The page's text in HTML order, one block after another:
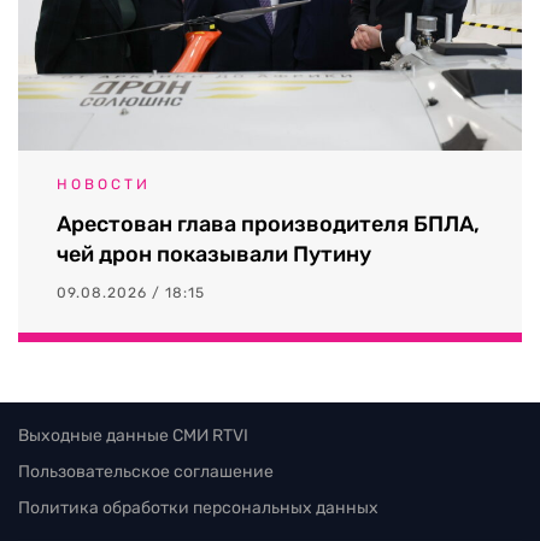
НОВОСТИ
Арестован глава производителя БПЛА,
чей дрон показывали Путину
09.08.2026 / 18:15
Выходные данные СМИ RTVI
Пользовательское соглашение
Политика обработки персональных данных